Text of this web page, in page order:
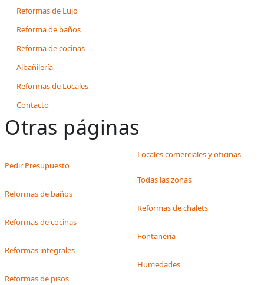
Reformas de Lujo
Reforma de baños
Reforma de cocinas
Albañilería
Reformas de Locales
Contacto
Otras páginas
Pedir Presupuesto
Reformas de baños
Reformas de cocinas
Reformas integrales
Reformas de pisos
Locales comerciales y oficinas
Todas las zonas
Reformas de chalets
Fontanería
Humedades